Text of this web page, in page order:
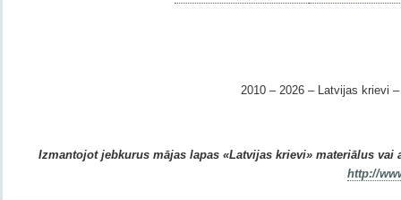
2010 – 2026 – Latvijas krievi –
Izmantojot jebkurus mājas lapas «Latvijas krievi» materiālus
http://